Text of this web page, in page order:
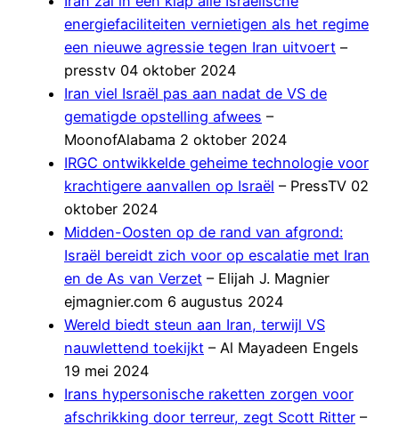
energiefaciliteiten vernietigen als het regime
een nieuwe agressie tegen Iran uitvoert –
presstv 04 oktober 2024
Iran viel Israël pas aan nadat de VS de
gematigde opstelling afwees –
MoonofAlabama 2 oktober 2024
IRGC ontwikkelde geheime technologie voor
krachtigere aanvallen op Israël – PressTV 02
oktober 2024
Midden-Oosten op de rand van afgrond:
Israël bereidt zich voor op escalatie met Iran
en de As van Verzet – Elijah J. Magnier
ejmagnier.com 6 augustus 2024
Wereld biedt steun aan Iran, terwijl VS
nauwlettend toekijkt – Al Mayadeen Engels
19 mei 2024
Irans hypersonische raketten zorgen voor
afschrikking door terreur, zegt Scott Ritter –